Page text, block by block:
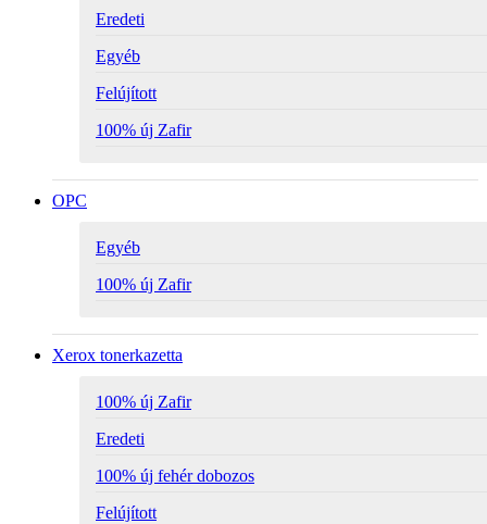
Eredeti
Egyéb
Felújított
100% új Zafir
OPC
Egyéb
100% új Zafir
Xerox tonerkazetta
100% új Zafir
Eredeti
100% új fehér dobozos
Felújított